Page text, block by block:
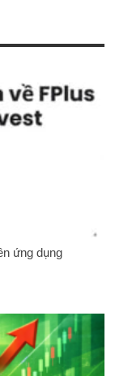
ứng dụng